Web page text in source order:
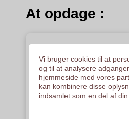
At opdage :
Vi bruger cookies til at
og til at analysere
hjemmeside med vores
kan kombinere disse
indsamlet som en del af